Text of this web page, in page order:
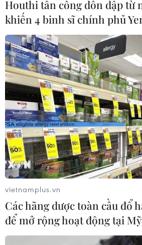
năm trước đó./.
#Donald Trump #Samsung
#Lotte
#Hiệp định thương mại tự do
Houthi tấn công dồn dập từ
khiến 4 binh sĩ chính phủ
vietnamplus.vn
Các hãng dược toàn cầu đổ
để mở rộng hoạt động tại Mỹ